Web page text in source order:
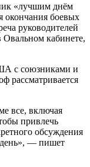
«лучшим днём
окончания боевых
руководителей
кабинете,
с союзниками и
рассматривается
все, включая
привлечь
обсуждения
день», — пишет